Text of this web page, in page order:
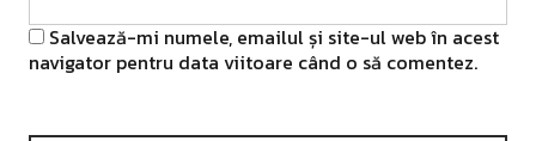
Salvează-mi numele, emailul și site-ul web în acest
navigator pentru data viitoare când o să comentez.